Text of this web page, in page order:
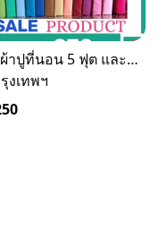
ชุดผ้าปูที่นอน 5 ฟุต และ 6 ฟุต ราคาเดียวจร้า สนใจรับไหมคะ
งเทพฯ